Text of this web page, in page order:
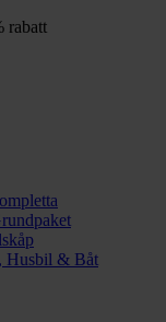
rabatt
Husbil & Båt